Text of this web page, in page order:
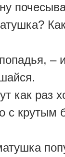
–
как раз
с крутым